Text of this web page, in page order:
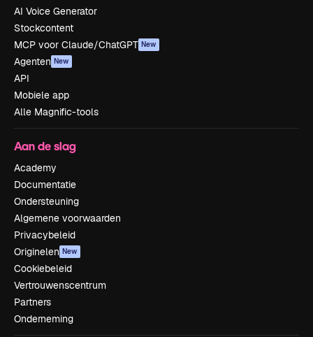
AI Voice Generator
Stockcontent
MCP voor Claude/ChatGPT New
Agenten New
API
Mobiele app
Alle Magnific-tools
Aan de slag
Academy
Documentatie
Ondersteuning
Algemene voorwaarden
Privacybeleid
Originelen New
Cookiebeleid
Vertrouwenscentrum
Partners
Onderneming